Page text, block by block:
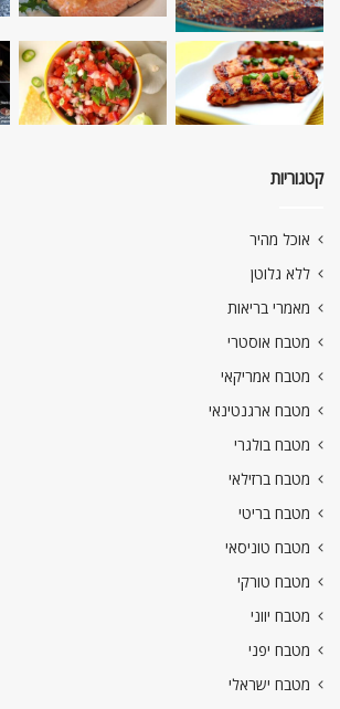
קטגוריות
אוכל מהיר
ללא גלוטן
מאמרי בריאות
מטבח אוסטרי
מטבח אמריקאי
מטבח ארגנטינאי
מטבח בולגרי
מטבח ברזילאי
מטבח בריטי
מטבח טוניסאי
מטבח טורקי
מטבח יווני
מטבח יפני
מטבח ישראלי